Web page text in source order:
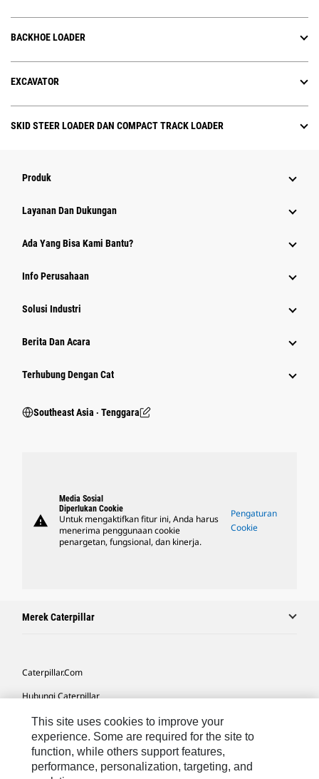
BACKHOE LOADER
EXCAVATOR
SKID STEER LOADER DAN COMPACT TRACK LOADER
Produk
Layanan Dan Dukungan
Ada Yang Bisa Kami Bantu?
Info Perusahaan
Solusi Industri
Berita Dan Acara
Terhubung Dengan Cat
Southeast Asia ‧ Tenggara
warning
Media Sosial
Diperlukan Cookie
Untuk mengaktifkan fitur ini, Anda harus
menerima penggunaan cookie
penargetan, fungsional, dan kinerja.
Pengaturan
Cookie
Merek Caterpillar
Caterpillar.com
Hubungi Caterpillar
Preferensi Pemasaran Saya
Peta Situs
Cookie Settings
This site uses cookies to improve your
experience. Some are required for the site to
function, while others support features,
performance, personalization, targeting, and